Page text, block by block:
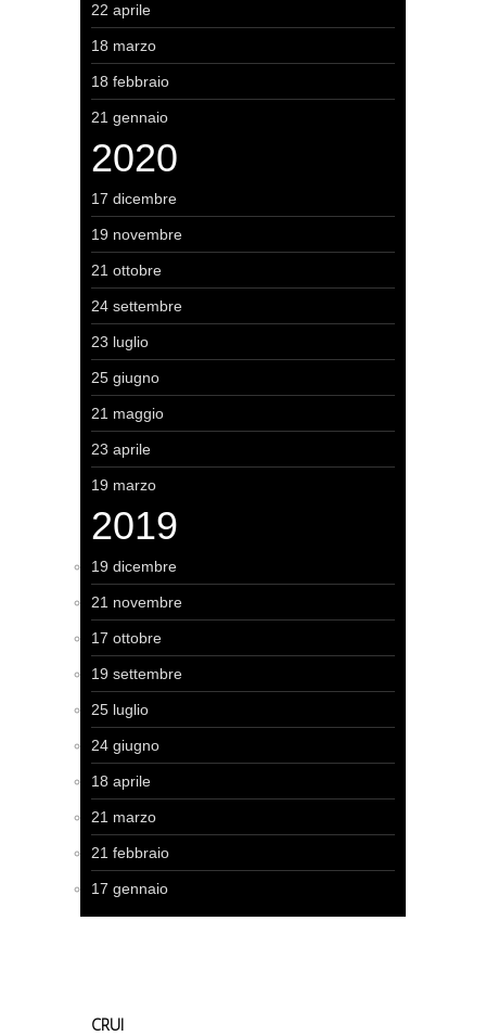
22 aprile
18 marzo
18 febbraio
21 gennaio
2020
17 dicembre
19 novembre
21 ottobre
24 settembre
23 luglio
25 giugno
21 maggio
23 aprile
19 marzo
2019
19 dicembre
21 novembre
17 ottobre
19 settembre
25 luglio
24 giugno
18 aprile
21 marzo
21 febbraio
17 gennaio
CRUI